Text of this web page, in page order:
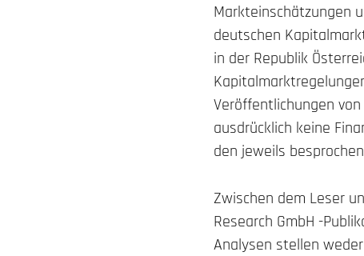
Markteinschätzungen
deutschen
in der Republik
Veröffentlichungen
ausdrücklich keine
den jeweils
Zwischen dem Leser
Research GmbH -
Analysen stellen